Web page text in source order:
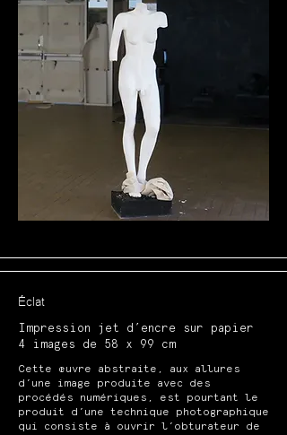
Éclat
Impression jet d’encre sur papier
4 images de 58 x 99 cm
Cette œuvre abstraite, aux allures
d’une image produite avec des
procédés numériques, est pourtant le
produit d’une technique photographique
qui consiste à ouvrir l’obturateur de